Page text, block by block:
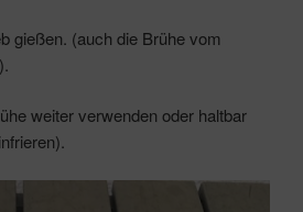
gießen. (auch die Brühe vom
weiter verwenden oder haltbar